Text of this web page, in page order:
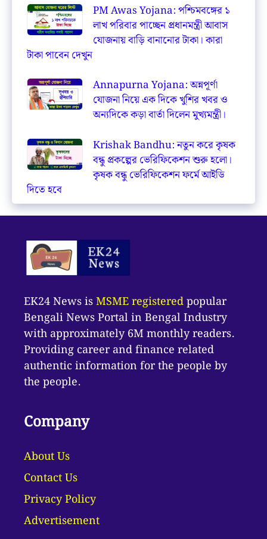
PM Awas Yojana: পশ্চিমবঙ্গের ১
লাখ পরিবার পাচ্ছেন প্রধানমন্ত্রী আবাস
যোজনায় বাড়ি বানানোর টাকা। কারা
টাকা পাবেন দেখুন
Annapurna Yojana: অন্নপূর্ণা
যোজনা নিয়ে এক দিকে খুশির খবর ও
অন্যদিকে কড়া বার্তা দিলেন মুখ্যমন্ত্রী।
Krishak Bandhu: নতুন করে কৃষক
বন্ধু প্রকল্পের ভেরিফিকেশন শুরু হলো।
কৃষক বন্ধু ভেরিফিকেশন ফর্মে আইডি
দিতে হবে
EK24 News isMSME registeredpopular
Bengali News Portal in Bengal Industry
with approximately 6M monthly readers.
Providing career and finance related
authentic information for the people by
the people.
Company
About Us
Contact Us
Privacy Policy
Advertisement